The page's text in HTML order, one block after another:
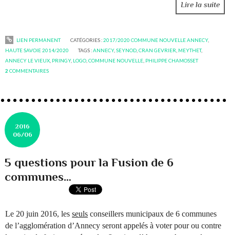
Lire la suite
LIEN PERMANENT CATÉGORIES :2017/2020 COMMUNE NOUVELLE ANNECY,
HAUTE SAVOIE 2014/2020
TAGS :ANNECY,SEYNOD ,CRAN GEVRIER MEYTHET,
ANNECY LE VIEUX PRINGY, LOGO ,COMMUNE NOUVELLE PHILIPPE CHAMOSSET
2 COMMENTAIRES
2016
06/06
5 questions pour la Fusion de 6
communes…
Le 20 juin 2016, lesseuls conseillers municipaux de 6 communes
de l’agglomération d’Annecy seront appelés à voter pour ou contre